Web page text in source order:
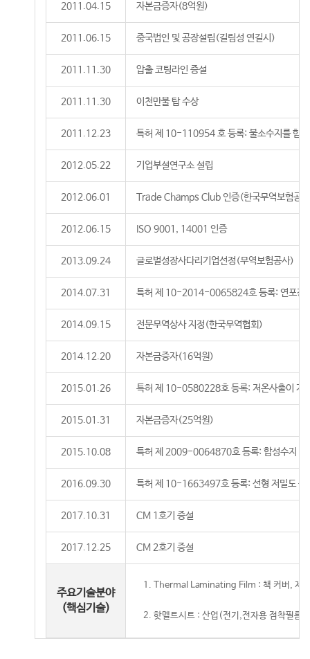
2011.04.15 자본금증자(8억원)
2011.06.15 중국법인 및 공장설립(길림성 연길시)
2011.11.30 압출 코팅라인 증설
2011.11.30 이천만불 탑 수상
2011.12.23 특허 제 10-110954 호 등록: 불소수지를 함유
2012.05.22 기업부설연구소 설립
2012.06.01 Trade Champs Club 인증(한국무역보험공
2012.06.15 ISO 9001, 14001 인증
2013.09.24 글로벌성장사다리기업선정(무역보험공사)
2014.07.31 특허 제 10-2014-0065824호 등록: 연포장
2014.09.15 전문무역상사 지정(한국무역협회)
2014.12.20 자본금증자(16억원)
2015.01.26 특허 제 10-0580228호 등록: 저온사출이 가
2015.01.31 자본금증자(25억원)
2015.10.08 특허 제 2009-0064870호 등록: 합성수지 필
2016.09.30 특허 제 10-1663497호 등록: 선형 저밀도 폴
2017.10.31 CM 1호기 증설
2017.12.25 CM 2호기 증설
주요기술분야
(핵심기술)
1. Thermal Laminating Film : 책 커버, 제품
2. 핫멜트시트 : 산업(전기,전자용 점착필름